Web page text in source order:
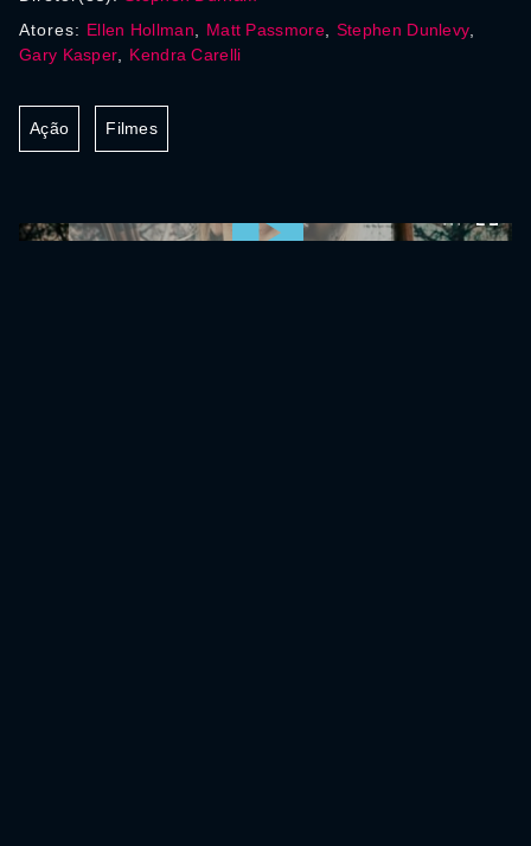
Atores: Ellen Hollman Matt Passmore, Stephen Dunlevy
Gary Kasper
Kendra Carelli
Ação Filmes